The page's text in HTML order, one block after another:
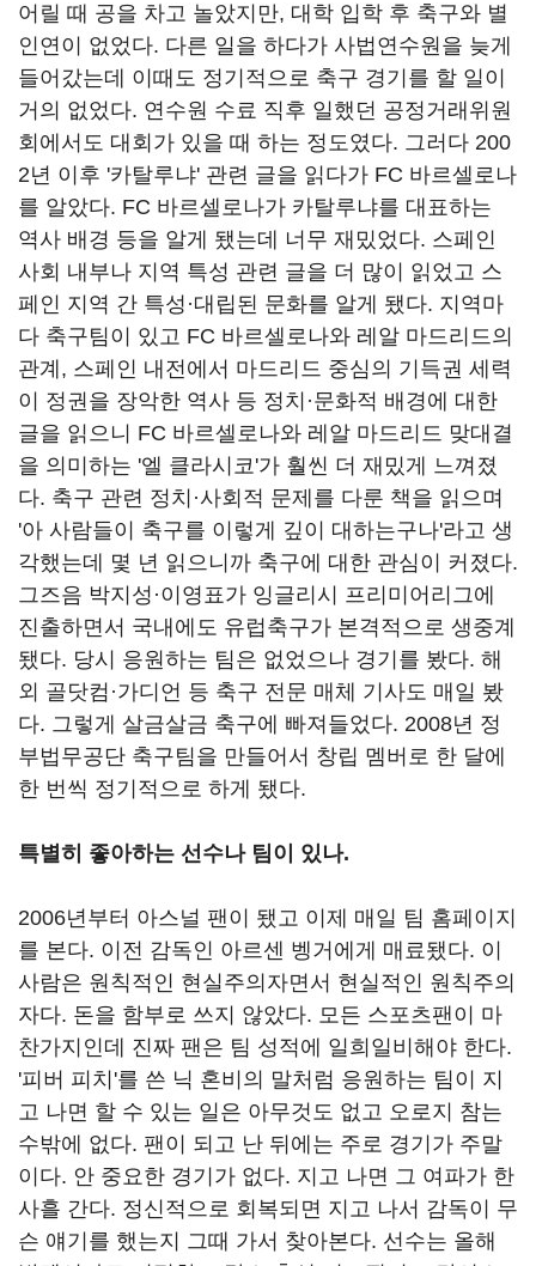
어릴 때 공을 차고 놀았지만, 대학 입학 후 축구와 별
인연이 없었다. 다른 일을 하다가 사법연수원을 늦게
들어갔는데 이때도 정기적으로 축구 경기를 할 일이
거의 없었다. 연수원 수료 직후 일했던 공정거래위원
회에서도 대회가 있을 때 하는 정도였다. 그러다 200
2년 이후 '카탈루냐' 관련 글을 읽다가 FC 바르셀로나
를 알았다. FC 바르셀로나가 카탈루냐를 대표하는
역사 배경 등을 알게 됐는데 너무 재밌었다. 스페인
사회 내부나 지역 특성 관련 글을 더 많이 읽었고 스
페인 지역 간 특성·대립된 문화를 알게 됐다. 지역마
다 축구팀이 있고 FC 바르셀로나와 레알 마드리드의
관계, 스페인 내전에서 마드리드 중심의 기득권 세력
이 정권을 장악한 역사 등 정치·문화적 배경에 대한
글을 읽으니 FC 바르셀로나와 레알 마드리드 맞대결
을 의미하는 '엘 클라시코'가 훨씬 더 재밌게 느껴졌
다. 축구 관련 정치·사회적 문제를 다룬 책을 읽으며
'아 사람들이 축구를 이렇게 깊이 대하는구나'라고 생
각했는데 몇 년 읽으니까 축구에 대한 관심이 커졌다.
그즈음 박지성·이영표가 잉글리시 프리미어리그에
진출하면서 국내에도 유럽축구가 본격적으로 생중계
됐다. 당시 응원하는 팀은 없었으나 경기를 봤다. 해
외 골닷컴·가디언 등 축구 전문 매체 기사도 매일 봤
다. 그렇게 살금살금 축구에 빠져들었다. 2008년 정
부법무공단 축구팀을 만들어서 창립 멤버로 한 달에
한 번씩 정기적으로 하게 됐다.
특별히 좋아하는 선수나 팀이 있나.
2006년부터 아스널 팬이 됐고 이제 매일 팀 홈페이지
를 본다. 이전 감독인 아르센 벵거에게 매료됐다. 이
사람은 원칙적인 현실주의자면서 현실적인 원칙주의
자다. 돈을 함부로 쓰지 않았다. 모든 스포츠팬이 마
찬가지인데 진짜 팬은 팀 성적에 일희일비해야 한다.
'피버 피치'를 쓴 닉 혼비의 말처럼 응원하는 팀이 지
고 나면 할 수 있는 일은 아무것도 없고 오로지 참는
수밖에 없다. 팬이 되고 난 뒤에는 주로 경기가 주말
이다. 안 중요한 경기가 없다. 지고 나면 그 여파가 한
사흘 간다. 정신적으로 회복되면 지고 나서 감독이 무
슨 얘기를 했는지 그때 가서 찾아본다. 선수는 올해